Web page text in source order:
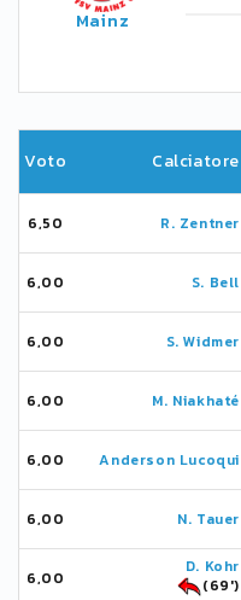
Mainz
Voto Calciatore
6,50 R. Zentner
6,00 S. Bell
6,00 S. Widmer
6,00 M. Niakhaté
6,00 Anderson Lucoqui
6,00 N. Tauer
6,00
D. Kohr
(69')